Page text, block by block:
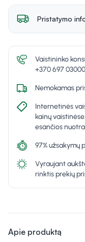
Pristatymo
Vaistininko
+370 697
Nemokamas
Internetinės
kainų
esančios
97% užsakymų
Vyraujant
rinktis prekių
Apie produktą